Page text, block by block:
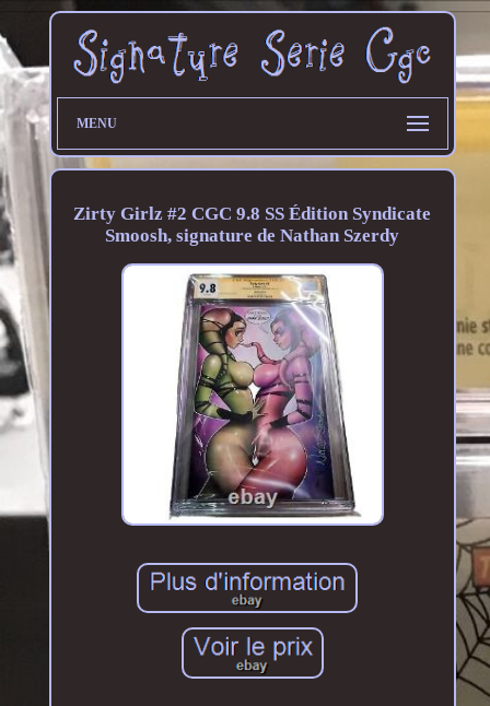
MENU
Zirty Girlz #2 CGC 9.8 SS Édition Syndicate
Smoosh, signature de Nathan Szerdy